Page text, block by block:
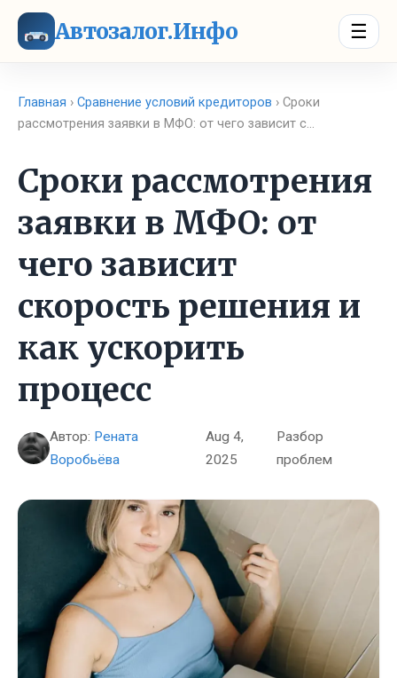
Автозалог.Инфо ☰
Главная › Сравнение условий кредиторов › Сроки
рассмотрения заявки в МФО: от чего зависит с…
Сроки рассмотрения
заявки в МФО: от
чего зависит
скорость решения и
как ускорить
процесс
Автор: Рената
Воробьёва
Aug 4,
2025
Разбор
проблем